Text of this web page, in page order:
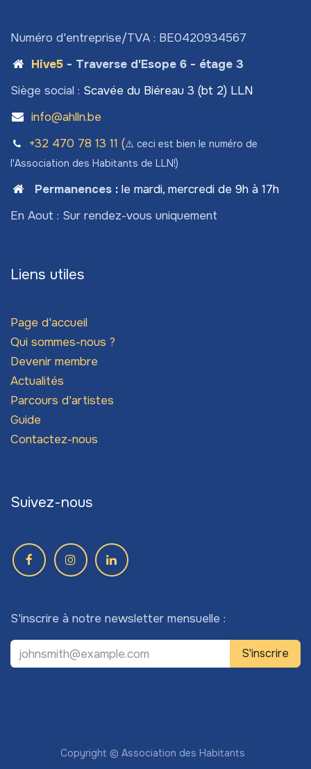
Numéro d'entreprise/TVA : BE0420934567
Hive5- Traverse d'Esope 6 - étage 3
Siège social : Scavée du Biéreau 3 (bt 2) LLN
info@ahlln.be
+32 470 78​ 13 11 (⚠️ ceci est bien le numéro de
l'Association des Habitants de LLN!)
Permanences: le mardi, mercredi de 9h à 17h
En Aout : Sur rendez-vous uniquement
Liens utiles
Page d'accueil
Qui sommes-nous ?
Devenir membre
Actualités
Parcours d'artistes
Guide
Contactez-nous
Suivez-nous
S'inscrire à notre newsletter mensuelle :
S'inscrire
Copyright © Association des Habitants